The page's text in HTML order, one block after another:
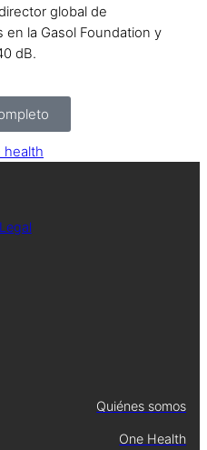
global de
en la Gasol Foundation y
dB.
health
Quiénes somos
One Health